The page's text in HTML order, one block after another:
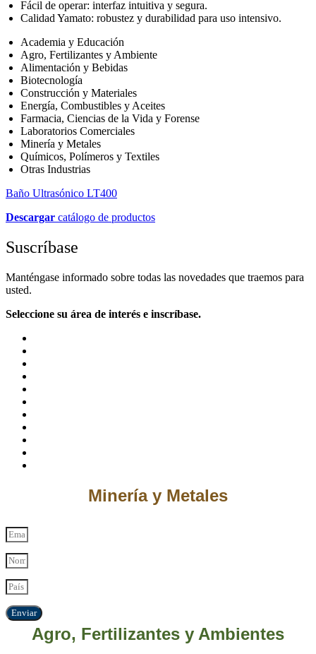
Fácil de operar: interfaz intuitiva y segura.
Calidad Yamato: robustez y durabilidad para uso intensivo.
Academia y Educación
Agro, Fertilizantes y Ambiente
Alimentación y Bebidas
Biotecnología
Construcción y Materiales
Energía, Combustibles y Aceites
Farmacia, Ciencias de la Vida y Forense
Laboratorios Comerciales
Minería y Metales
Químicos, Polímeros y Textiles
Otras Industrias
Baño Ultrasónico LT400
Descargar catálogo de productos
Suscríbase
Manténgase informado sobre todas las novedades que traemos para
usted.
Seleccione su área de interés e inscríbase.
Minería y Metales
Enviar
Agro, Fertilizantes y Ambientes